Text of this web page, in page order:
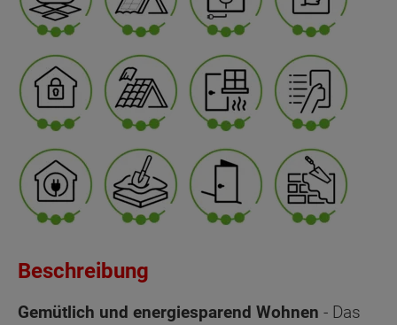
Beschreibung
Gemütlich und energiesparend Wohnen - Das